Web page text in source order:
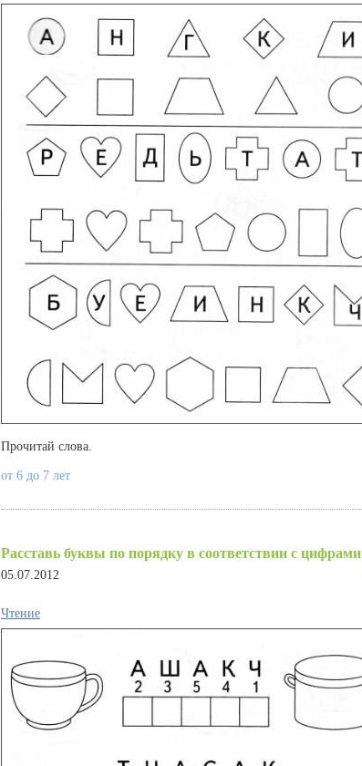
Прочитай слова.
от 6 до 7 лет
Расставь буквы по порядку в соответствии с цифрами
05.07.2012
Чтение